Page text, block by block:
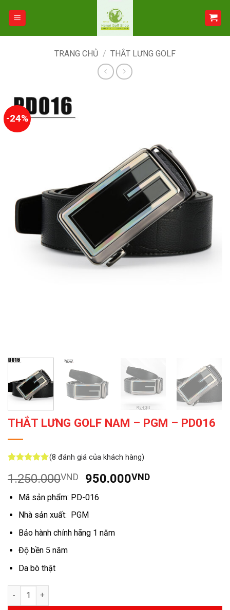
TRANG CHỦ / THẮT LƯNG GOLF
-24%
THẮT LƯNG GOLF NAM – PGM – PD016
dựa trên
đánh giá
(8 đánh giá của khách hàng)
1.250.000VND
Giá
gốc
là:
1.250.000VND.
950.000VNDGiá
Mã sản phẩm: PD-016
Nhà sản xuất: PGM
Bảo hành chính hãng 1 năm
Độ bền 5 năm
Da bò thật
Số lượng